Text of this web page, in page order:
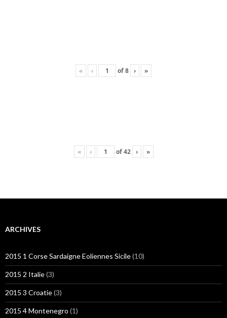
« ‹ of8 › »
« ‹ of42 › »
ARCHIVES
2015 1 Corse Sardaigne Eoliennes Sicile(10)
2015 2 Italie(3)
2015 3 Croatie(3)
2015 4 Montenegro (1)